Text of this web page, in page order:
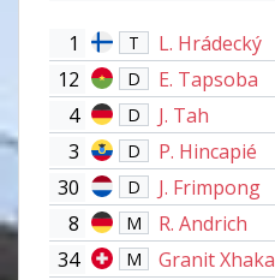
1 T L. Hrádecký
12 D E. Tapsoba
4 D J. Tah
3 D P. Hincapié
30 D J. Frimpong
8 M R. Andrich
34 M Granit Xhaka